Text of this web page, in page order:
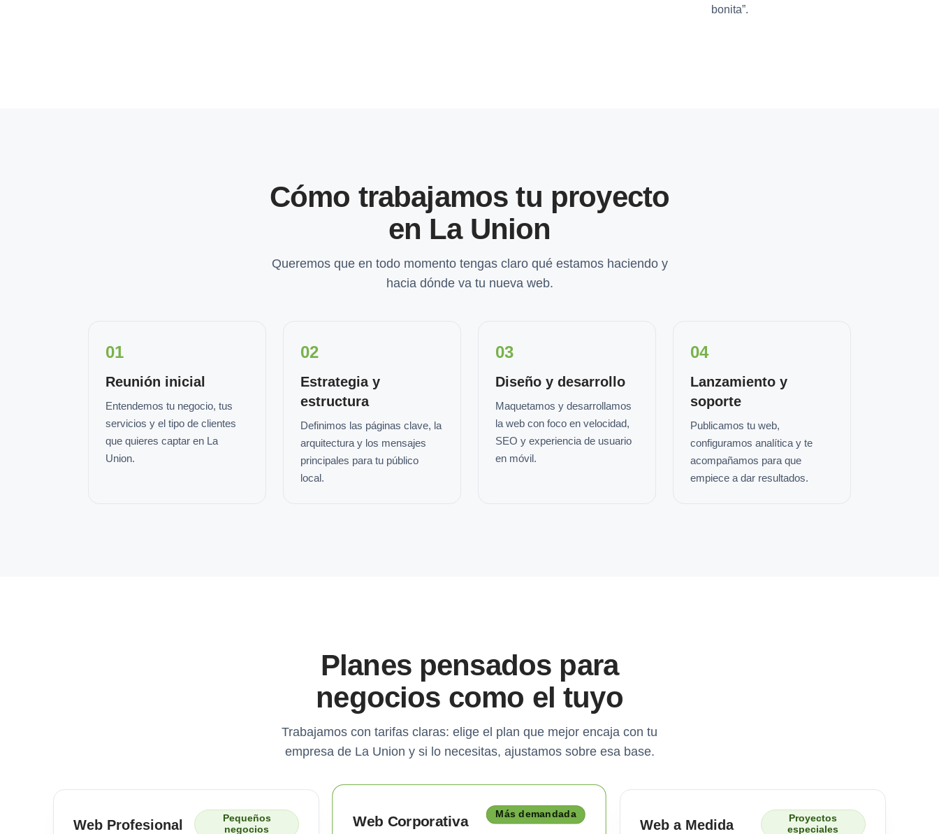
bonita”.
Cómo trabajamos tu proyecto
en La Union
Queremos que en todo momento tengas claro qué estamos haciendo y
hacia dónde va tu nueva web.
01
Reunión inicial
Entendemos tu negocio, tus
servicios y el tipo de clientes
que quieres captar en La
Union.
02
Estrategia y
estructura
Definimos las páginas clave, la
arquitectura y los mensajes
principales para tu público
local.
03
Diseño y desarrollo
Maquetamos y desarrollamos
la web con foco en velocidad,
SEO y experiencia de usuario
en móvil.
04
Lanzamiento y
soporte
Publicamos tu web,
configuramos analítica y te
acompañamos para que
empiece a dar resultados.
Planes pensados para
negocios como el tuyo
Trabajamos con tarifas claras: elige el plan que mejor encaja con tu
empresa de La Union y si lo necesitas, ajustamos sobre esa base.
Web Profesional
Pequeños
negocios
Web Corporativa Más demandada
Web a Medida
Proyectos
especiales